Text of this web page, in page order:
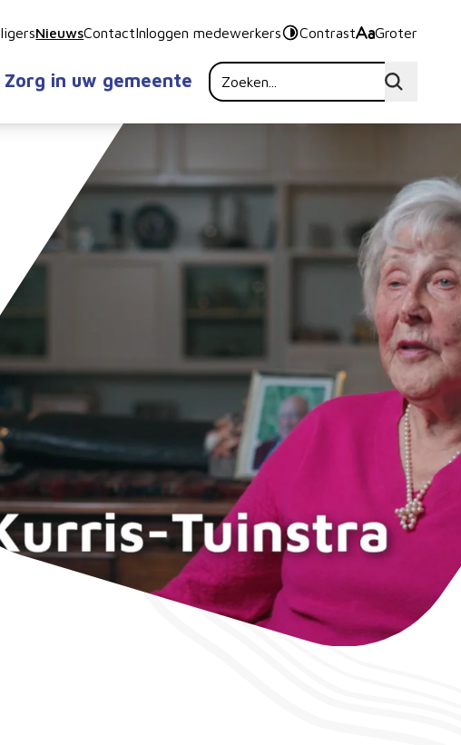
NieuwsContactInloggen medewerkers Contrast Groter
Zorg in uw gemeente